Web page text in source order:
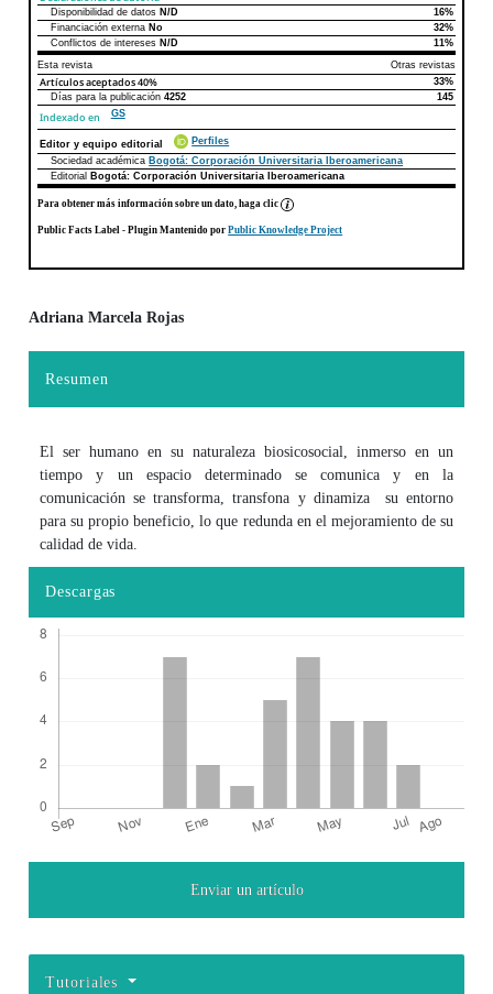
Declaraciones de autoríaEste artículo
Disponibilidad de datos N/D
16%
Financiación externa No
32%
Conflictos de intereses N/D
11%
Esta revista
Otras revistas
Artículos aceptados40%
33%
Días para la publicación4252 145
Indexado en GS
Editor y equipo editorial
Perfiles
Sociedad académica Bogotá: Corporación Universitaria Iberoamericana
Editorial
Bogotá: Corporación Universitaria Iberoamericana
Para obtener más información sobre un dato, haga clic
Public Facts Label - Plugin Mantenido porPublic Knowledge Project
Contenido principal del artículo
Adriana Marcela Rojas
Resumen
El ser humano en su naturaleza biosicosocial, inmerso en un
tiempo y un espacio determinado se comunica y en la
comunicación se transforma, transfona y dinamiza su entorno
para su propio beneficio, lo que redunda en el mejoramiento de su
calidad de vida.
Descargas
Detalles del artículoEnviar un artículo
Tutoriales